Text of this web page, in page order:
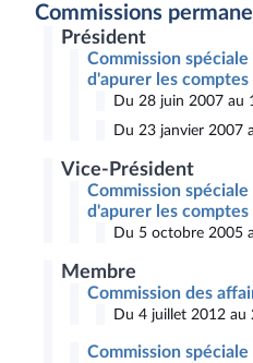
Commissions
Président
Commission
d'apurer les comptes
Du 28 juin 2007 au
Du 23 janvier 2007
Vice-Président
Commission
d'apurer les comptes
Du 5 octobre 2005
Membre
Commission des
Du 4 juillet 2012 au
Commission